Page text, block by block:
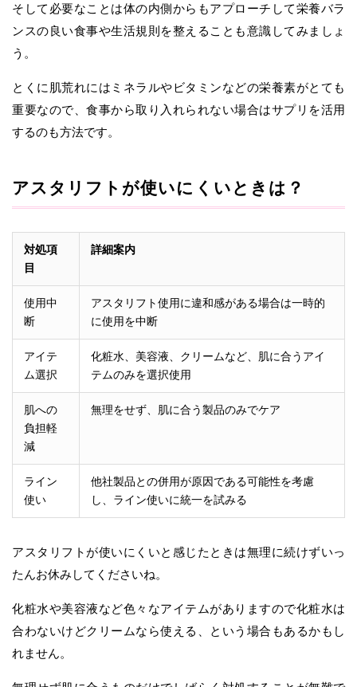
そして必要なことは体の内側からもアプローチして栄養バラ
ンスの良い食事や生活規則を整えることも意識してみましょ
う。
とくに肌荒れにはミネラルやビタミンなどの栄養素がとても
重要なので、食事から取り入れられない場合はサプリを活用
するのも方法です。
アスタリフトが使いにくいときは？
対処項
目
詳細案内
使用中
断
アスタリフト使用に違和感がある場合は一時的
に使用を中断
アイテ
ム選択
化粧水、美容液、クリームなど、肌に合うアイ
テムのみを選択使用
肌への
負担軽
減
無理をせず、肌に合う製品のみでケア
ライン
使い
他社製品との併用が原因である可能性を考慮
し、ライン使いに統一を試みる
アスタリフトが使いにくいと感じたときは無理に続けずいっ
たんお休みしてくださいね。
化粧水や美容液など色々なアイテムがありますので化粧水は
合わないけどクリームなら使える、という場合もあるかもし
れません。